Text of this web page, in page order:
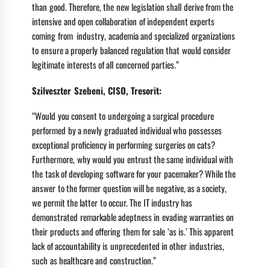
than good. Therefore, the new legislation shall derive from the
intensive and open collaboration of independent experts
coming from industry, academia and specialized organizations
to ensure a properly balanced regulation that would consider
legitimate interests of all concerned parties.”
Szilveszter Szebeni, CISO, Tresorit:
“Would you consent to undergoing a surgical procedure
performed by a newly graduated individual who possesses
exceptional proficiency in performing surgeries on cats?
Furthermore, why would you entrust the same individual with
the task of developing software for your pacemaker? While the
answer to the former question will be negative, as a society,
we permit the latter to occur. The IT industry has
demonstrated remarkable adeptness in evading warranties on
their products and offering them for sale ‘as is.’ This apparent
lack of accountability is unprecedented in other industries,
such as healthcare and construction.”